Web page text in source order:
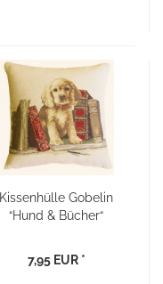
Kissenhülle Gobelin
“Hund & Bücher“
7,95 EUR *